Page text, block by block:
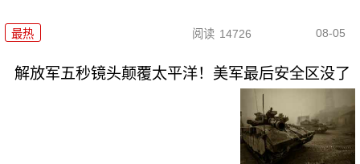
最热 阅读 14726 08-05
解放军五秒镜头颠覆太平洋！美军最后安全区没了